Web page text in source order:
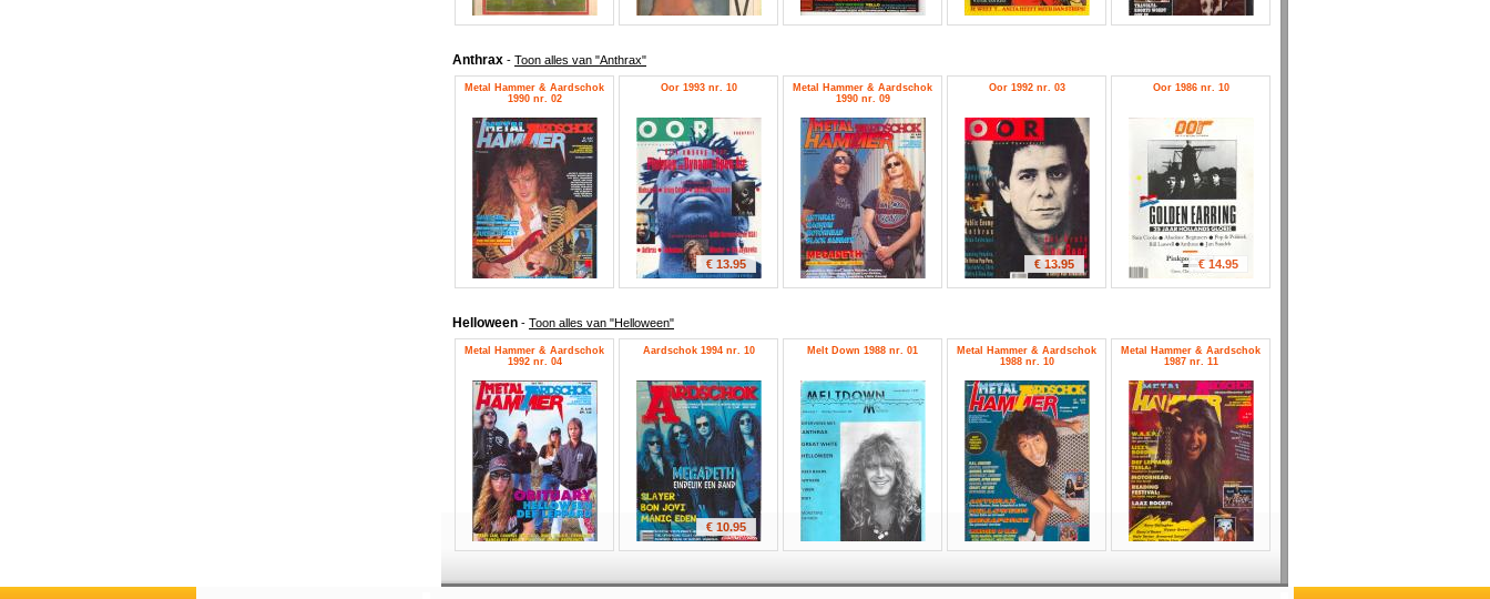
Anthrax - Toon alles van "Anthrax"
Metal Hammer & Aardschok
1990 nr. 02
Oor 1993 nr. 10
€ 13.95
Metal Hammer & Aardschok
1990 nr. 09
Oor 1992 nr. 03
€ 13.95
Oor 1986 nr. 10
€ 14.95
Helloween - Toon alles van "Helloween"
Metal Hammer & Aardschok
1992 nr. 04
Aardschok 1994 nr. 10
€ 10.95
Melt Down 1988 nr. 01
Metal Hammer & Aardschok
1988 nr. 10
Metal Hammer & Aardschok
1987 nr. 11